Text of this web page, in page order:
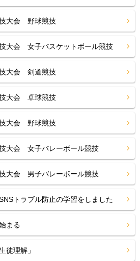
大会 野球競技
大会 女子バスケットボール競技
大会 剣道競技
大会 卓球競技
大会 野球競技
大会 女子バレーボール競技
大会 男子バレーボール競技
トラブル防止の学習をしました
まる
徒理解」